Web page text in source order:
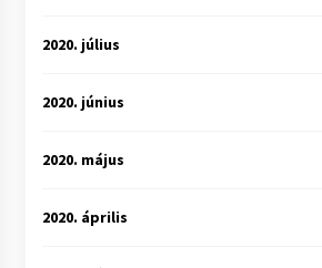
2020. július
2020. június
2020. május
2020. április